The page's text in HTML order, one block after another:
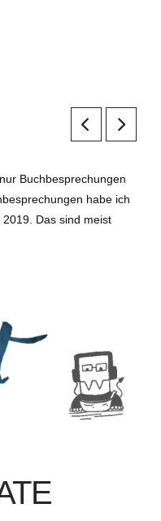
Buchbesprechungen
habe ich
Das sind meist